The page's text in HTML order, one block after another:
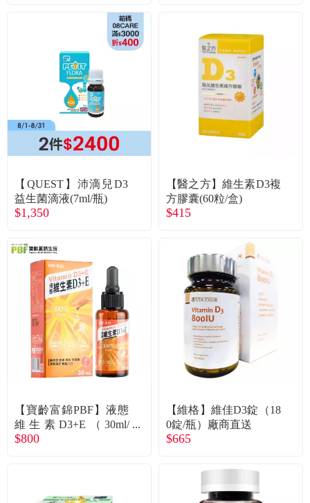
【QUEST】沛滴兒D3
益生菌滴液(7ml/瓶)
$1,350
【醫之方】維生素D3複
方膠囊(60粒/盒)
$415
【寶齡富錦PBF】液態
維生素D3+E（30ml/
瓶）
$800
【維格】維佳D3錠（18
0錠/瓶）廠商直送
$665